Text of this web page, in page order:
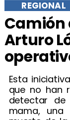
​Camión
Arturo
Esta
que no han
detectar
mama, una
REGIONAL